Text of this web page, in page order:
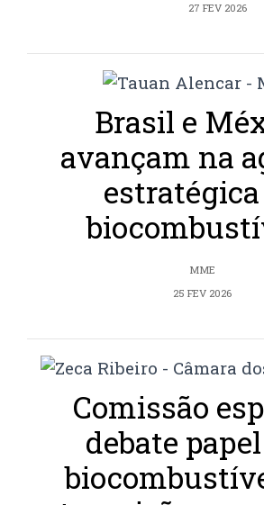
27 FEV 2026
Brasil e
avançam na
MME
25 FEV 2026
Comissão
debate